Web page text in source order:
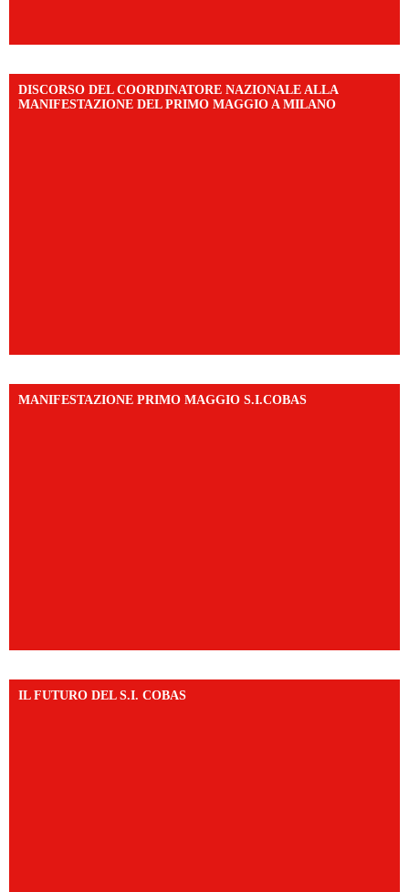
DISCORSO DEL COORDINATORE NAZIONALE ALLA
MANIFESTAZIONE DEL PRIMO MAGGIO A MILANO
MANIFESTAZIONE PRIMO MAGGIO S.I.COBAS
IL FUTURO DEL S.I. COBAS